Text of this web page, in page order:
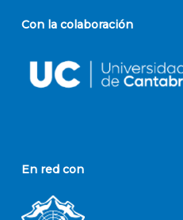
Con la colaboración
En red con